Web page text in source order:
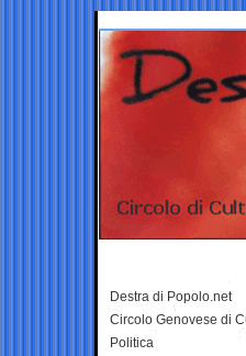
Destra di Popolo.net
Circolo Genovese di
Politica